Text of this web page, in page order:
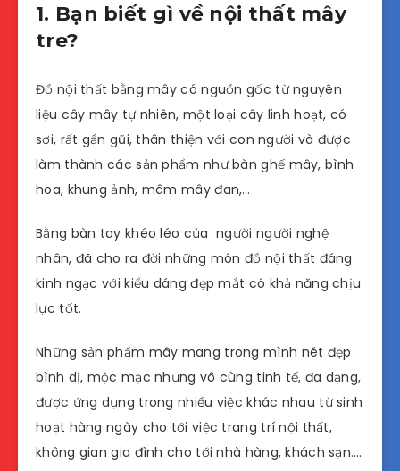
1. Bạn biết gì về nội thất mây
tre?
Đồ nội thất bằng mây có nguồn gốc từ nguyên
liệu cây mây tự nhiên, một loại cây linh hoạt, có
sợi, rất gần gũi, thân thiện với con người và được
làm thành các sản phẩm như bàn ghế mây, bình
hoa, khung ảnh, mâm mây đan,…
Bằng bàn tay khéo léo của người người nghệ
nhân, đã cho ra đời những món đồ nội thất đáng
kinh ngạc với kiểu dáng đẹp mắt có khả năng chịu
lực tốt.
Những sản phẩm mây mang trong mình nét đẹp
bình dị, mộc mạc nhưng vô cùng tinh tế, đa dạng,
được ứng dụng trong nhiều việc khác nhau từ sinh
hoạt hàng ngày cho tới việc trang trí nội thất,
không gian gia đình cho tới nhà hàng, khách sạn….